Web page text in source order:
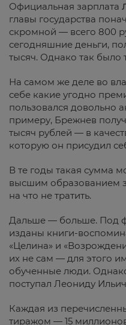
Официальная зарплата
главы государства
скромной — всего 800
сегодняшние деньги,
тысяч. Однако так было
На самом же деле во
себе какие угодно
пользовался довольно
примеру, Брежнев
тысяч рублей — в
которую он присудил
В те годы такая сумма
высшим образованием
на что не тратить.
Дальше — больше. Под
изданы книги-
«Целина» и
их не сам — для этого
обученные люди.
поступал Леониду
Каждая из
тиражом — 15